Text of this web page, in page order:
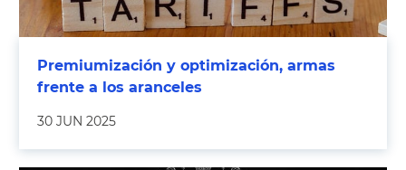
Premiumización y optimización, armas
frente a los aranceles
30 JUN 2025